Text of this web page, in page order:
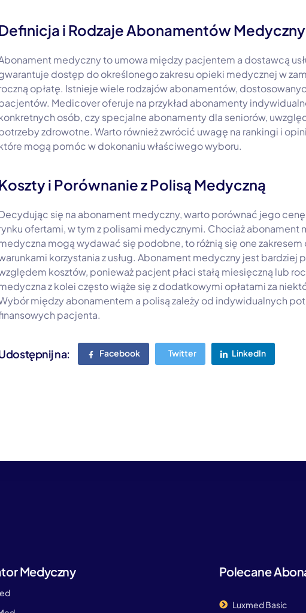
i Rodzaje Abonamentów
medyczny to umowa między pacjentem a dostawcą
dostęp do określonego zakresu opieki medycznej w
opłatę. Istnieje wiele rodzajów abonamentów,
Medicover oferuje na przykład abonamenty
osób, czy specjalne abonamenty dla seniorów,
zdrowotne. Warto również zwrócić uwagę na rankingi i
mogą pomóc w dokonaniu właściwego wyboru.
i Porównanie z Polisą Medyczną
się na abonament medyczny, warto porównać jego
ofertami, w tym z polisami medycznymi. Chociaż abonament
mogą wydawać się podobne, to różnią się one
korzystania z usług. Abonament medyczny jest bardziej
kosztów, ponieważ pacjent płaci stałą miesięczną lub
z kolei często wiąże się z dodatkowymi opłatami za
między abonamentem a polisą zależy od indywidualnych
pacjenta.
na: Facebook Twitter LinkedIn
Medyczny Polecane
Luxmed Basic